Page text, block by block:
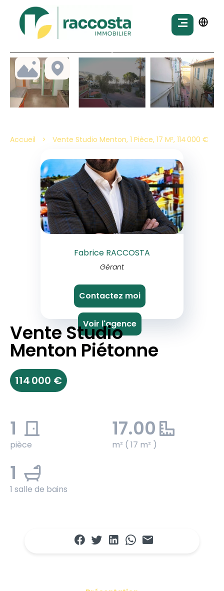
Accueil Vente Studio Menton, 1 Pièce, 17 M², 114 000 €
Fabrice RACCOSTA
Gérant
Contactez moi
Voir l'agence
Vente Studio
Menton Piétonne
114 000 €
1
pièce
17.00
m² ( 17 m² )
1
1 salle de bains